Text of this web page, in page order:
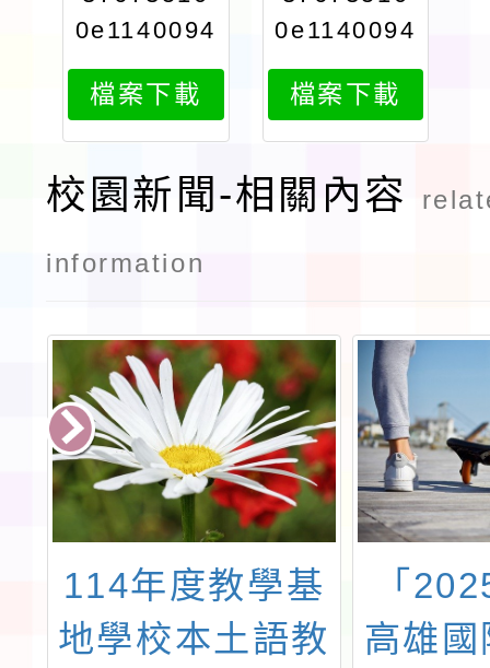
0e1140094
302attach
2
檔案下載
0e1140094
302attach
1
檔案下載
校園新聞-相關內容
information
114年度教學基
地學校本土語教
「
高雄